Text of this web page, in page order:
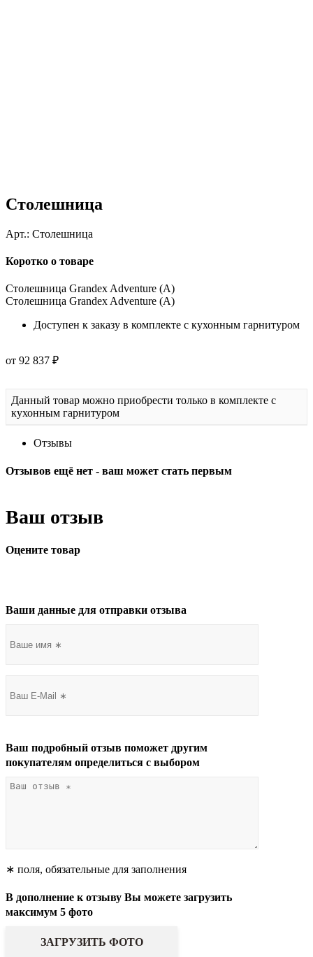
Столешница
Арт.: Столешница
Коротко о товаре
Столешница Grandex Adventure (A)
Столешница Grandex Adventure (A)
Доступен к заказу в комплекте с кухонным гарнитуром
от 92 837 ₽
Данный товар можно приобрести только в комплекте с
кухонным гарнитуром
Отзывы
Отзывов ещё нет - ваш может стать первым
Ваш отзыв
Оцените товар
Ваши данные для отправки отзыва
Ваш подробный отзыв поможет другим
покупателям определиться с выбором
∗ поля, обязательные для заполнения
В дополнение к отзыву Вы можете загрузить
максимум 5 фото
ЗАГРУЗИТЬ ФОТО